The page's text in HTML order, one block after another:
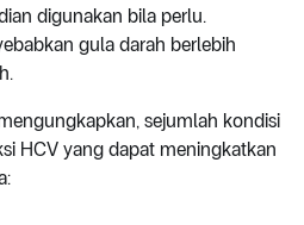
digunakan bila perlu.
gula darah berlebih
sejumlah kondisi
HCV yang dapat meningkatkan